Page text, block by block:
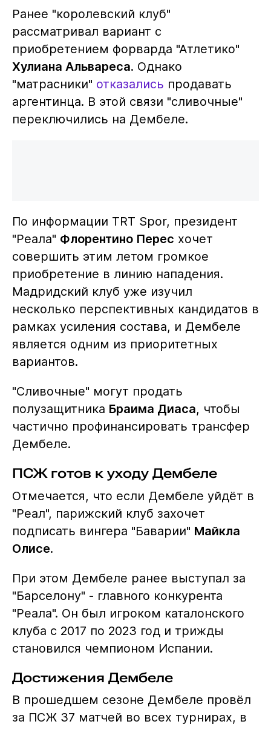
Ранее "королевский клуб"
рассматривал вариант с
приобретением форварда "Атлетико"
Хулиана Альвареса. Однако
"матрасники" отказались продавать
аргентинца. В этой связи "сливочные"
переключились на Дембеле.
По информации TRT Spor, президент
"Реала" Флорентино Перес хочет
совершить этим летом громкое
приобретение в линию нападения.
Мадридский клуб уже изучил
несколько перспективных кандидатов в
рамках усиления состава, и Дембеле
является одним из приоритетных
вариантов.
"Сливочные" могут продать
полузащитника Браима Диаса, чтобы
частично профинансировать трансфер
Дембеле.
ПСЖ готов к уходу Дембеле
Отмечается, что если Дембеле уйдёт в
"Реал", парижский клуб захочет
подписать вингера "Баварии" Майкла
Олисе.
При этом Дембеле ранее выступал за
"Барселону" - главного конкурента
"Реала". Он был игроком каталонского
клуба с 2017 по 2023 год и трижды
становился чемпионом Испании.
Достижения Дембеле
В прошедшем сезоне Дембеле провёл
за ПСЖ 37 матчей во всех турнирах, в